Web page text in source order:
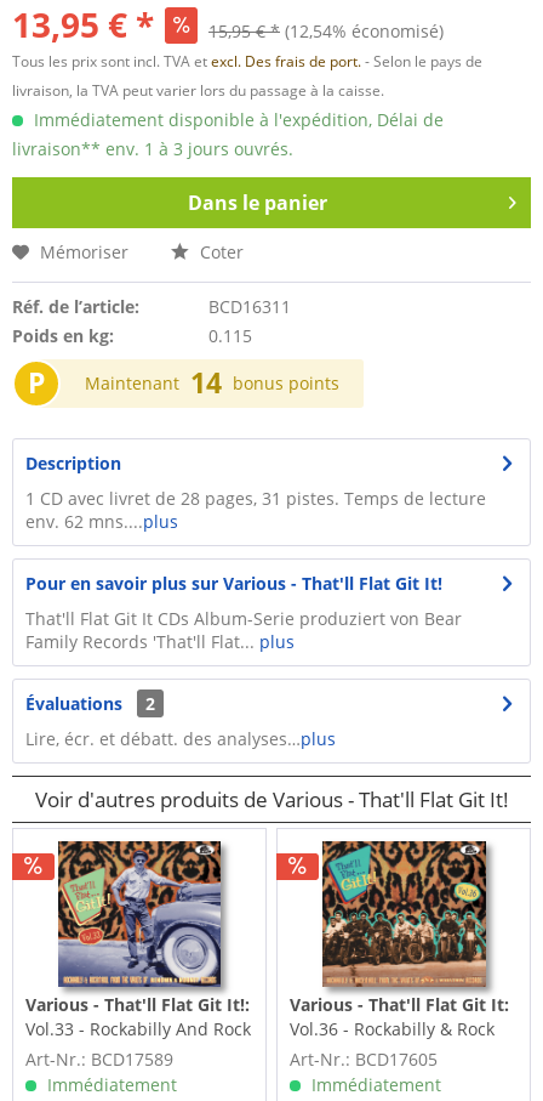
13,95 € * 15,95 € * (12,54% économisé)
Tous les prix sont incl. TVA etexcl. Des frais de port.- Selon le pays de
livraison, la TVA peut varier lors du passage à la caisse.
Immédiatement disponible à l'expédition, Délai de
livraison** env. 1 à 3 jours ouvrés.
Dans le panier
Mémoriser Coter
Réf. de l’article:
BCD16311
Poids en kg:
0.115
P Maintenant 14 bonus points
Description
1 CD avec livret de 28 pages, 31 pistes. Temps de lecture
env. 62 mns....plus
Pour en savoir plus sur Various - That'll Flat Git It!
That'll Flat Git It CDs Album-Serie produziert von Bear
Family Records 'That'll Flat... plus
Évaluations
2
Lire, écr. et débatt. des analyses…plus
Voir d'autres produits de Various - That'll Flat Git It!
Various - That'll Flat Git It!:
Vol.33 - Rockabilly And Rock
'n' Roll From The...
Art-Nr.: BCD17589
Immédiatement
Various - That'll Flat Git It:
Vol.36 - Rockabilly & Rock
'n' Roll From The...
Art-Nr.: BCD17605
Immédiatement